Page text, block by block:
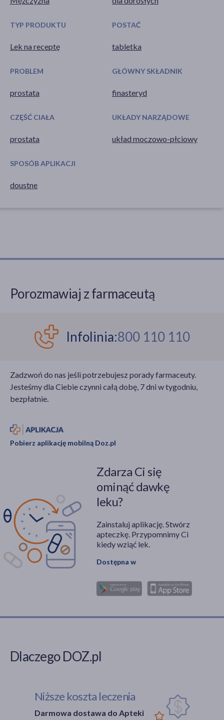
TYP PRODUKTU
Lek na receptę
POSTAĆ
tabletka
PROBLEM
prostata
GŁÓWNY SKŁADNIK
finasteryd
CZĘŚĆ CIAŁA
prostata
UKŁADY NARZĄDOWE
układ moczowo-płciowy
SPOSÓB APLIKACJI
doustne
Porozmawiaj z farmaceutą
Infolinia:800 110 110
Zadzwoń do nas jeśli potrzebujesz porady farmaceuty.
Jesteśmy dla Ciebie czynni całą dobę, 7 dni w tygodniu,
bezpłatnie.
Pobierz aplikację mobilną Doz.pl
Zdarza Ci się
ominąć dawkę
leku?
Zainstaluj aplikację. Stwórz
apteczkę. Przypomnimy Ci
kiedy wziąć lek.
Dostępna w
Dlaczego DOZ.pl
Niższe koszta leczenia
Darmowa dostawa do Apteki